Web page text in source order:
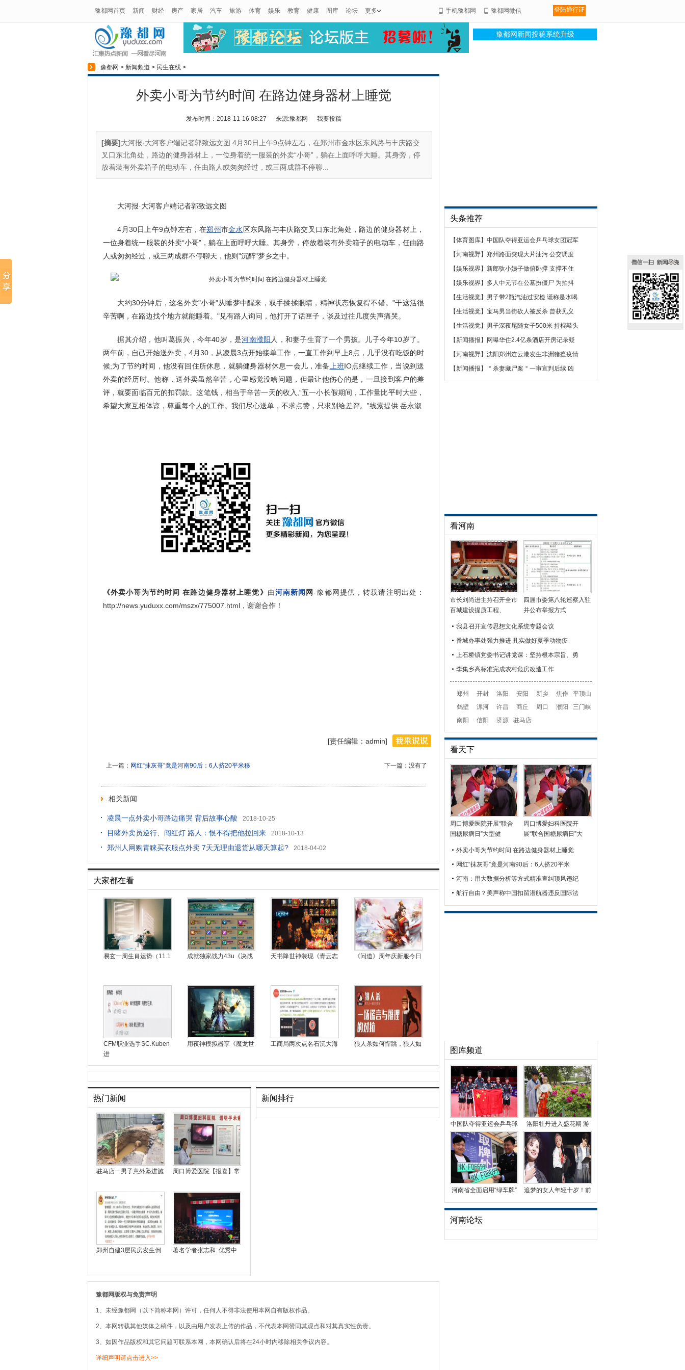
豫都网首页 新闻 财经 房产 家居 汽车 旅游 体育 娱乐 教育 健康 图库 论坛 更多 手机豫都网 豫都网微信 登陆通行证
豫都网新闻投稿系统升级
豫都网 > 新闻频道 > 民生在线 >
外卖小哥为节约时间 在路边健身器材上睡觉
发布时间：2018-11-16 08:27 来源:豫都网 我要投稿
[摘要]大河报·大河客户端记者郭致远文图 4月30日上午9点钟左右，在郑州市金水区东风路与丰庆路交
叉口东北角处，路边的健身器材上，一位身着统一服装的外卖“小哥”，躺在上面呼呼大睡。其身旁，停
放着装有外卖箱子的电动车，任由路人或匆匆经过，或三两成群不停聊...
大河报·大河客户端记者郭致远文图
4月30日上午9点钟左右，在郑州市金水 区东风路与丰庆路交叉口东北角处，路边的健身器材上，
一位身着统一服装的外卖“小哥”，躺在上面呼呼大睡。其身旁，停放着装有外卖箱子的电动车，任由路
人或匆匆经过，或三两成群不停聊天，他则"沉醉"梦乡之中。
大约30分钟后，这名外卖"小哥"从睡梦中醒来，双手揉揉眼睛，精神状态恢复得不错。"干这活很
辛苦啊，在路边找个地方就能睡着。"见有路人询问，他打开了话匣子，谈及过往几度失声痛哭。
据其介绍，他叫葛振兴，今年40岁，是河南濮阳 人，和妻子生育了一个男孩。儿子今年10岁了。
两年前，自己开始送外卖，4月30，从凌晨3点开始接单工作，一直工作到早上8点，几乎没有吃饭的时
候;为了节约时间，他没有回住所休息，就躺健身器材休息一会儿，准备 上班IO点继续工作，当说到送
外卖的经历时。他称，送外卖虽然辛苦，心里感觉没啥问题，但最让他伤心的是，一旦接到客户的差
评，就要面临百元的扣罚款。这笔钱，相当于辛苦一天的收入,“五一小长假期间，工作量比平时大些，
希望大家互相体谅，尊重每个人的工作。我们尽心送单，不求点赞，只求别给差评。”线索提供 岳永溆
《外卖小哥为节约时间 在路边健身器材上睡觉》 由河南新闻 网-豫都网提供，转载请注明出处：
http://news.yuduxx.com/mszx/775007.html，谢谢合作！
[责任编辑：admin]
下一篇：没有了
上一篇： 网红“抹灰哥”竟是河南90后：6人挤20平米移
相关新闻
凌晨一点外卖小哥路边痛哭 背后故事心酸 2018-10-25
目睹外卖员逆行、闯红灯 路人：恨不得把他拉回来 2018-10-13
郑州人网购青睐买衣服点外卖 7天无理由退货从哪天算起? 2018-04-02
大家都在看
易玄一周生肖运势（11.1 成就独家战力43u《决战 天书降世神装现《青云志 《问道》周年庆新服今日
CFM职业选手SC.Kuben
进
用夜神模拟器享《魔龙世 工商局两次点名石沉大海 狼人杀如何悍跳，狼人如
热门新闻
驻马店一男子意外坠进施 周口博爱医院【报喜】常
郑州自建3层民房发生倒 著名学者张志和: 优秀中
新闻排行
豫都网版权与免责声明
1、未经豫都网（以下简称本网）许可，任何人不得非法使用本网自有版权作品。
2、本网转载其他媒体之稿件，以及由用户发表上传的作品，不代表本网赞同其观点和对其真实性负责。
3、如因作品版权和其它问题可联系本网，本网确认后将在24小时内移除相关争议内容。
详细声明请点击进入>>
头条推荐
【体育图库】 中国队夺得亚运会乒乓球女团冠军
【河南视野】 郑州路面突现大片油污 公交调度
【娱乐视界】 新郎驮小姨子做俯卧撑 支撑不住
【娱乐视界】 多人中元节在公墓扮僵尸 为拍抖
【生活视觉】 男子带2瓶汽油过安检 谎称是水喝
【生活视觉】 宝马男当街砍人被反杀 曾获见义
【生活视觉】 男子深夜尾随女子500米 持棍敲头
【新闻播报 】
网曝华住2.4亿条酒店开房记录疑
【河南视野】 沈阳郑州连云港发生非洲猪瘟疫情
【新闻播报 】 ＂杀妻藏尸案＂一审宣判后续 凶
看河南
市长刘尚进主持召开全市
百城建设提质工程、
四届市委第八轮巡察入驻
并公布举报方式
我县召开宣传思想文化系统专题会议
番城办事处强力推进 扎实做好夏季动物疫
上石桥镇党委书记讲党课：坚持根本宗旨、勇
李集乡高标准完成农村危房改造工作
郑州 开封 洛阳 安阳 新乡 焦作
平顶山
鹤壁
漯河 许昌 商丘 周口 濮阳
三门峡
南阳
信阳 济源 驻马店
看天下
周口博爱医院开展“联合
国糖尿病日”大型健
周口博爱妇科医院开
展“联合国糖尿病日”大
外卖小哥为节约时间 在路边健身器材上睡觉
网红“抹灰哥”竟是河南90后：6人挤20平米
河南：用大数据分析等方式精准查纠顶风违纪
航行自由？美声称中国扣留潜航器违反国际法
图库频道
中国队夺得亚运会乒乓球
女团冠军
洛阳牡丹进入盛花期 游
客徜徉花海
河南省全面启用“绿车牌”
追梦的女人年轻十岁！前
河南论坛